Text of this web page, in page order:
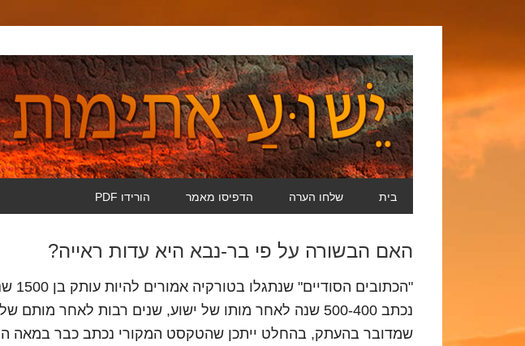
בית שלחו הערה הדפיסו מאמר הורידו PDF
האם הבשורה על פי בר-נבא היא עדות ראייה?
נכתב 500-400 שנה לאחר מותו של ישוע, שנים רבות לאחר מותם
שמדובר בהעתק, בהחלט ייתכן שהטקסט המקורי נכתב כבר במאה